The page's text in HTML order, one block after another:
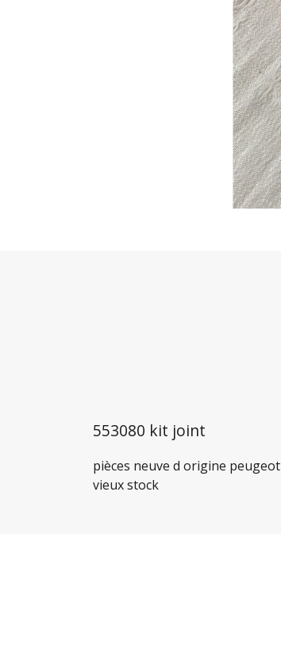
553080 kit joint
pièces neuve d origine peugeot
vieux stock